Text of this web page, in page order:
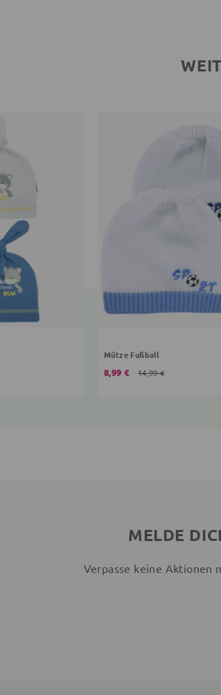
Mütze Fußball
8,99 € 14,99 €
MELDE
Verpasse keine Aktionen